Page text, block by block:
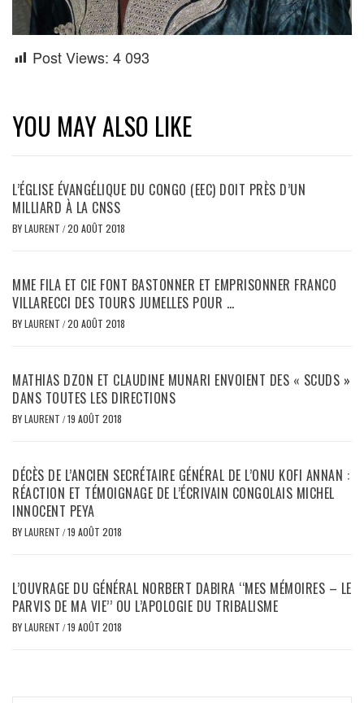
Post Views: 4 093
YOU MAY ALSO LIKE
L’ÉGLISE ÉVANGÉLIQUE DU CONGO (EEC) DOIT PRÈS D’UN
MILLIARD À LA CNSS
BYLAURENT /20 AOÛT 2018
MME FILA ET CIE FONT BASTONNER ET EMPRISONNER FRANCO
VILLARECCI DES TOURS JUMELLES POUR …
BYLAURENT /20 AOÛT 2018
MATHIAS DZON ET CLAUDINE MUNARI ENVOIENT DES « SCUDS »
DANS TOUTES LES DIRECTIONS
BYLAURENT /19 AOÛT 2018
DÉCÈS DE L’ANCIEN SECRÉTAIRE GÉNÉRAL DE L’ONU KOFI ANNAN :
RÉACTION ET TÉMOIGNAGE DE L’ÉCRIVAIN CONGOLAIS MICHEL
INNOCENT PEYA
BYLAURENT /19 AOÛT 2018
L’OUVRAGE DU GÉNÉRAL NORBERT DABIRA ‘‘MES MÉMOIRES – LE
PARVIS DE MA VIE’’ OU L’APOLOGIE DU TRIBALISME
BYLAURENT /19 AOÛT 2018